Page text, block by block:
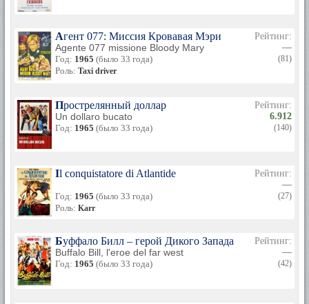
Агент 077: Миссия Кровавая Мэри
Agente 077 missione Bloody Mary
Год: 1965 (было 33 года)
Роль: Taxi driver
Рейтинг:
—
(81)
Прострелянный доллар
Un dollaro bucato
Год: 1965 (было 33 года)
Рейтинг:
6.912
(140)
Il conquistatore di Atlantide
Год: 1965 (было 33 года)
Роль: Karr
Рейтинг:
—
(27)
Буффало Билл – герой Дикого Запада
Buffalo Bill, l'eroe del far west
Год: 1965 (было 33 года)
Рейтинг:
—
(42)